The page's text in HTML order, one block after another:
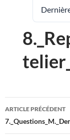
Navigation
des
ARTICLE PRÉCÉDENT